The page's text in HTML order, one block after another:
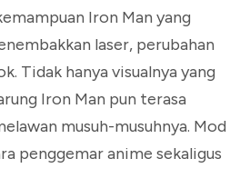
Iron Man yang
laser, perubahan
Tidak hanya visualnya yang
Iron Man pun terasa
musuh-musuhnya. Mod
penggemar anime sekaligus